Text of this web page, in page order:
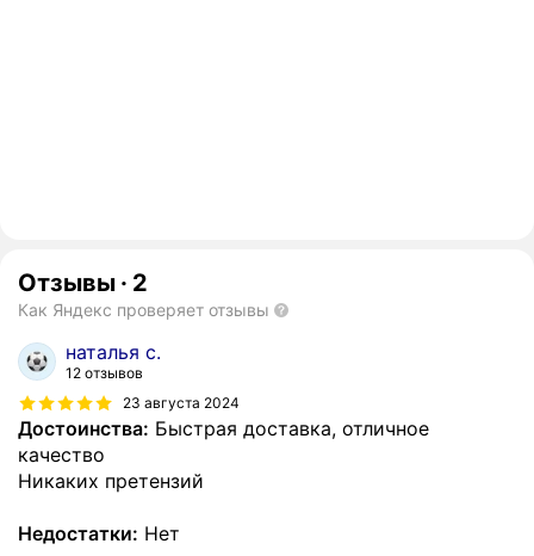
Отзывы · 2
Как Яндекс проверяет отзывы
наталья с.
12 отзывов
23 августа 2024
Достоинства: Быстрая доставка, отличное
качество
Никаких претензий
Недостатки: Нет